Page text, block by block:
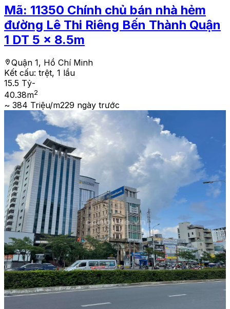
Mã: 11350 Chính chủ bán nhà hẻm
đường Lê Thi Riêng Bến Thành Quận
1 DT 5 x 8.5m
Quận 1, Hồ Chí Minh
Kết cấu: trệt, 1 lầu
15.5 Tỷ-
40.38m2
~ 384 Triệu/m229 ngày trước